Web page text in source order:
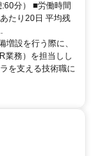
分） ■労働時間
たり20日 平均残
設を行う際に、
業務）を担当しし
を支える技術職に